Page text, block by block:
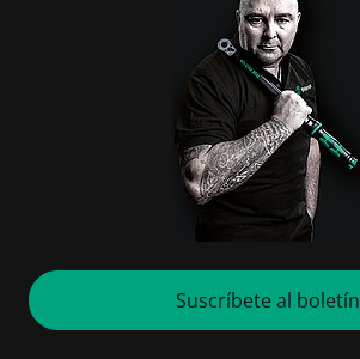
Suscríbete al boletín